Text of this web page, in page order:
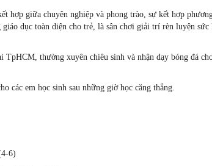
hợp giữa chuyên nghiệp và phong trào, sự kết hợp
dục toàn diện cho trẻ, là sân chơi giải trí rèn luyện sức
thường xuyên chiêu sinh và nhận dạy bóng đá
các em học sinh sau những giờ học căng thẳng.
6)